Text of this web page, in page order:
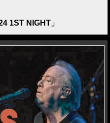
1ST NIGHT」